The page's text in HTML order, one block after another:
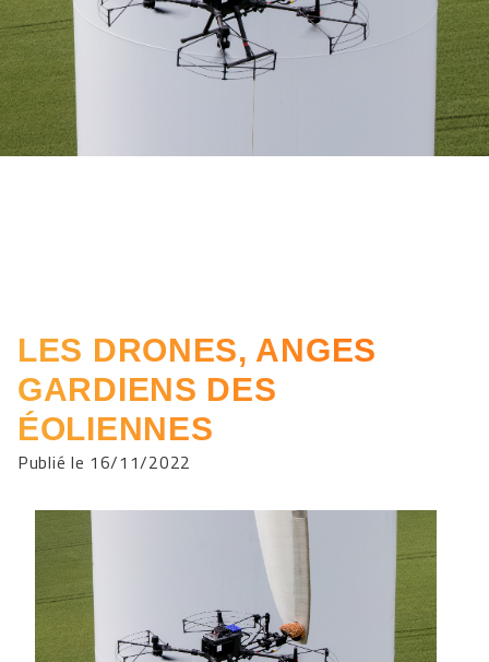
LES DRONES, ANGES
GARDIENS DES
ÉOLIENNES
Publié le 16/11/2022